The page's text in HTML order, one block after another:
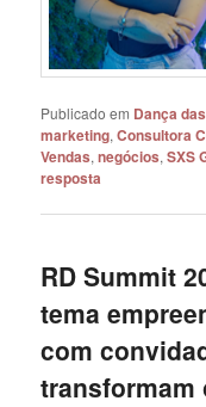
Publicado em Dança
marketing,Consultora
Vendas,negócios,SXS
resposta
RD Summit
tema
com
transformam